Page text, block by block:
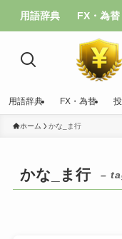
用語辞典 FX・為替
用語辞典 FX・為替
ホーム かな_ま行
かな_ま行 –